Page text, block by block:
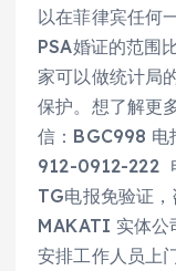
以在菲律宾任何
PSA婚证的范围
家可以做统计局
保护。想了解更
信：BGC998
912-0912-222
TG电报免验证
MAKATI 实体公
安排工作人员上